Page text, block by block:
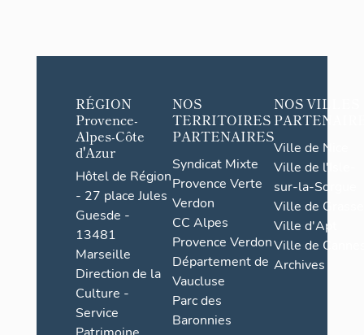
RÉGION
Provence-
Alpes-Côte
d'Azur
Hôtel de Région
- 27 place Jules
Guesde -
13481
Marseille
Direction de la
Culture -
Service
NOS
TERRITOIRES
PARTENAIRES
Syndicat Mixte
Provence Verte
Verdon
CC Alpes
Provence Verdon
Département de
Vaucluse
Parc des
Baronnies
NOS VILLES
Ville de Nice
Ville de l'Isle-
sur-la-Sorgue
Ville de Grasse
Ville d'Apt
Ville de
Archives